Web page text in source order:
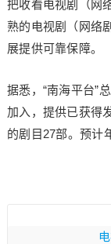
把收看电视剧（网
熟的电视剧（网络
展提供可靠保障。
据悉，“南海平台”
加入，提供已获得
的剧目27部。预计